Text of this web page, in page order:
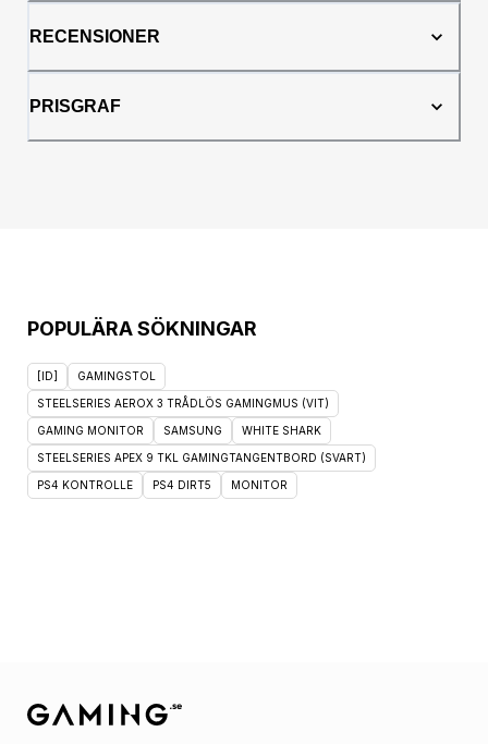
RECENSIONER
PRISGRAF
POPULÄRA SÖKNINGAR
[ID] GAMINGSTOL
STEELSERIES AEROX 3 TRÅDLÖS GAMINGMUS (VIT)
GAMING MONITOR SAMSUNG WHITE SHARK
STEELSERIES APEX 9 TKL GAMINGTANGENTBORD (SVART)
PS4 KONTROLLE PS4 DIRT5 MONITOR